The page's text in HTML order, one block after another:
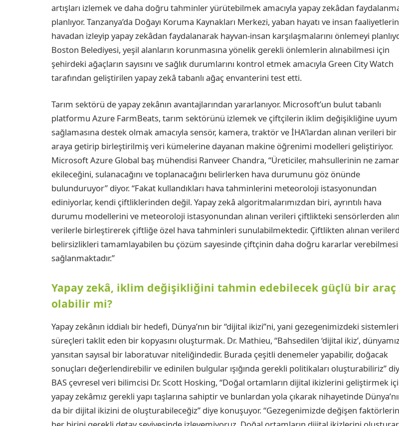
artışları izlemek ve daha doğru tahminler yürütebilmek amacıyla yapay zekâdan
planlıyor. Tanzanya’da Doğayı Koruma Kaynakları Merkezi, yaban hayatı ve insan
havadan izleyip yapay zekâdan faydalanarak hayvan-insan karşılaşmalarını önlemeyi
Boston Belediyesi, yeşil alanların korunmasına yönelik gerekli önlemlerin alınabilmesi için
şehirdeki ağaçların sayısını ve sağlık durumlarını kontrol etmek amacıyla Green City Watch
tarafından geliştirilen yapay zekâ tabanlı ağaç envanterini test etti.
Tarım sektörü de yapay zekânın avantajlarından yararlanıyor. Microsoft’un bulut tabanlı
platformu Azure FarmBeats, tarım sektörünü izlemek ve çiftçilerin iklim değişikliğine uyum
sağlamasına destek olmak amacıyla sensör, kamera, traktör ve İHA’lardan alınan verileri bir
araya getirip birleştirilmiş veri kümelerine dayanan makine öğrenimi modelleri geliştiriyor.
Microsoft Azure Global baş mühendisi Ranveer Chandra, “Üreticiler, mahsullerinin ne
ekileceğini, sulanacağını ve toplanacağını belirlerken hava durumunu göz önünde
bulunduruyor” diyor. “Fakat kullandıkları hava tahminlerini meteoroloji istasyonundan
ediniyorlar, kendi çiftliklerinden değil. Yapay zekâ algoritmalarımızdan biri, ayrıntılı hava
durumu modellerini ve meteoroloji istasyonundan alınan verileri çiftlikteki sensörlerden
verilerle birleştirerek çiftliğe özel hava tahminleri sunulabilmektedir. Çiftlikten alınan
belirsizlikleri tamamlayabilen bu çözüm sayesinde çiftçinin daha doğru kararlar verebilmesi
sağlanmaktadır.”
Yapay zekâ, iklim değişikliğini tahmin edebilecek güçlü bir araç
olabilir mi?
Yapay zekânın iddialı bir hedefi, Dünya’nın bir “dijital ikizi”ni, yani gezegenimizdeki
süreçleri taklit eden bir kopyasını oluşturmak. Dr. Mathieu, “Bahsedilen ‘dijital ikiz’,
yansıtan sayısal bir laboratuvar niteliğindedir. Burada çeşitli denemeler yapabilir, doğacak
sonuçları değerlendirebilir ve edinilen bulgular ışığında gerekli politikaları oluşturabiliriz”
BAS çevresel veri bilimcisi Dr. Scott Hosking, “Doğal ortamların dijital ikizlerini geliştirmek
yapay zekâmız gerekli yapı taşlarına sahiptir ve bunlardan yola çıkarak nihayetinde
da bir dijital ikizini de oluşturabileceğiz” diye konuşuyor. “Gezegenimizde değişen faktörlerin